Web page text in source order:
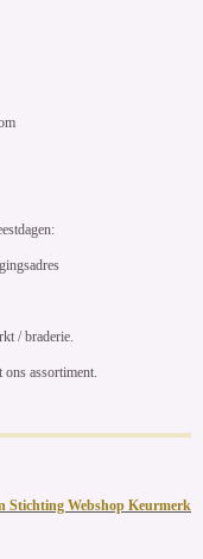
/ braderie.
assortiment.
Stichting Webshop Keurmerk